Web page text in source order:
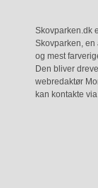
Skovparken.dk
Skovparken, en
og mest
Den bliver
webredaktør
kan kontakte via